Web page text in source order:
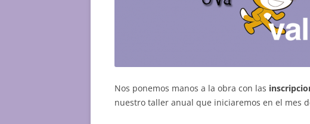
Nos ponemos manos a la obra con las
nuestro taller anual que iniciaremos en el mes